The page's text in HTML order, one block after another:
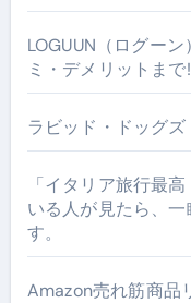
LOGUUN（ログー
ミ・デメリットまで
ラビッド・ドッグズ
「イタリア旅行最
いる人が見たら、
す。
Amazon売れ筋商品